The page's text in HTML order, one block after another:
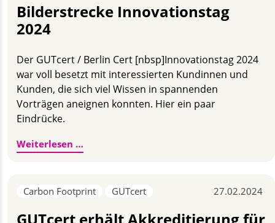
Bilderstrecke Innovationstag
2024
Der GUTcert / Berlin Cert [nbsp]Innovationstag 2024
war voll besetzt mit interessierten Kundinnen und
Kunden, die sich viel Wissen in spannenden
Vorträgen aneignen konnten. Hier ein paar
Eindrücke.
Weiterlesen …
Carbon Footprint GUTcert 27.02.2024
GUTcert erhält Akkreditierung für